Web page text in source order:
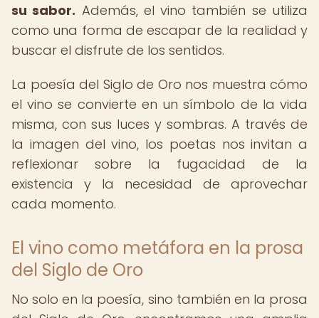
su sabor. Además, el vino también se utiliza
como una forma de escapar de la realidad y
buscar el disfrute de los sentidos.
La poesía del Siglo de Oro nos muestra cómo
el vino se convierte en un símbolo de la vida
misma, con sus luces y sombras. A través de
la imagen del vino, los poetas nos invitan a
reflexionar sobre la fugacidad de la
existencia y la necesidad de aprovechar
cada momento.
El vino como metáfora en la prosa
del Siglo de Oro
No solo en la poesía, sino también en la prosa